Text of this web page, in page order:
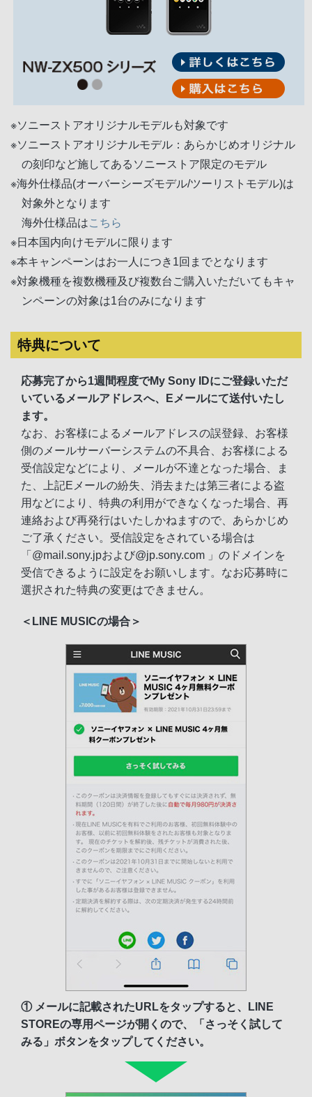
※ソニーストアオリジナルモデルも対象です
※ソニーストアオリジナルモデル：あらかじめオリジナル
の刻印など施してあるソニーストア限定のモデル
※海外仕様品(オーバーシーズモデル/ツーリストモデル)は
対象外となります
海外仕様品はこちら
※日本国内向けモデルに限ります
※本キャンペーンはお一人につき1回までとなります
※対象機種を複数機種及び複数台ご購入いただいてもキャ
ンペーンの対象は1台のみになります
特典について
応募完了から1週間程度でMy Sony IDにご登録いただ
いているメールアドレスへ、Eメールにて送付いたし
ます。
なお、お客様によるメールアドレスの誤登録、お客様
側のメールサーバーシステムの不具合、お客様による
受信設定などにより、メールが不達となった場合、ま
た、上記Eメールの紛失、消去または第三者による盗
用などにより、特典の利用ができなくなった場合、再
連絡および再発行はいたしかねますので、あらかじめ
ご了承ください。受信設定をされている場合は
「@mail.sony.jpおよび@jp.sony.com 」のドメインを
受信できるように設定をお願いします。なお応募時に
選択された特典の変更はできません。
＜LINE MUSICの場合＞
① メールに記載されたURLをタップすると、LINE
STOREの専用ページが開くので、「さっそく試して
みる」ボタンをタップしてください。